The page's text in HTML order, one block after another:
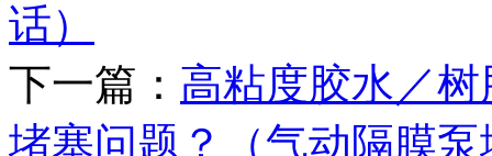
话）
下一篇： 高粘度胶水／
堵塞问题？（气动隔膜